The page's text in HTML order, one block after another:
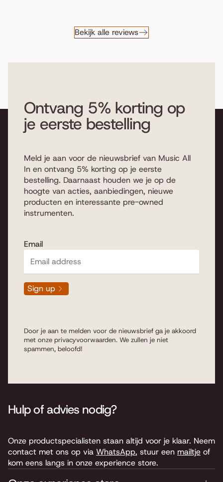
Bekijk alle reviews
Ontvang 5% korting op
je eerste bestelling
Meld je aan voor de nieuwsbrief van Music All
In en ontvang 5% korting op je eerste
bestelling. Daarnaast houden we je op de
hoogte van acties, aanbiedingen, nieuwe
producten en interessante pre-owned
instrumenten.
Email
Sign up
Door je aan te melden voor de nieuwsbrief ga je akkoord
met onze privacyvoorwaarden. We zullen je niet
spammen, beloofd!
Hulp of advies nodig?
Onze productspecialisten staan altijd voor je klaar. Neem
contact met ons op via WhatsApp, stuur een mailtje of
kom eens langs in onze experience store.